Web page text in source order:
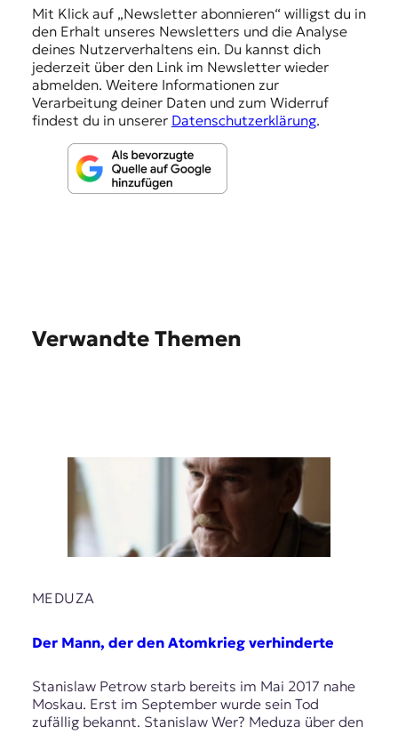
Mit Klick auf „Newsletter abonnieren“ willigst du in
den Erhalt unseres Newsletters und die Analyse
deines Nutzerverhaltens ein. Du kannst dich
jederzeit über den Link im Newsletter wieder
abmelden. Weitere Informationen zur
Verarbeitung deiner Daten und zum Widerruf
findest du in unserer Datenschutzerklärung.
Verwandte Themen
MEDUZA
Der Mann, der den Atomkrieg verhinderte
Stanislaw Petrow starb bereits im Mai 2017 nahe
Moskau. Erst im September wurde sein Tod
zufällig bekannt. Stanislaw Wer? Meduza über den